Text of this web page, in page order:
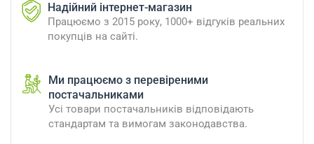
Надійний інтернет-магазин
Працюємо з 2015 року, 1000+ відгуків реальних
покупців на сайті.
Ми працюємо з перевіреними
постачальниками
Усі товари постачальників відповідають
стандартам та вимогам законодавства.